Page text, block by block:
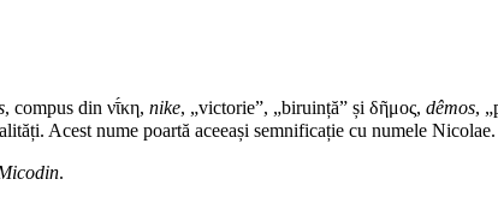
, compus din νῑ́κη, nike, „victorie”, „biruință” și δῆμος, dêmos,
Acest nume poartă aceeași semnificație cu numele Nicolae.
.